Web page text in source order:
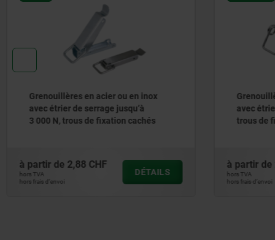
Grenouillères en acier ou en inox
avec étrier de serrage jusqu’à 250 N,
trous de fixation cachés ou latéraux
à partir de2,28 CHF
hors TVA
hors frais d’envoi
DÉTAILS
avec
à
hors TVA
hors frais